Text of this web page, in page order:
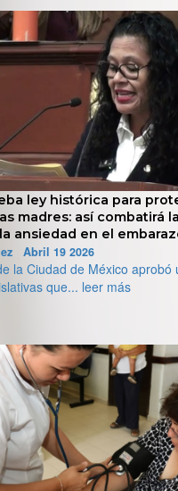
la salud una
el nuevo decreto de
Abril 18 2026
que para millones de
más
Ansiedad y depresión